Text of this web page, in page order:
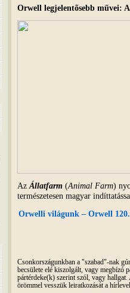
Orwell legjelentősebb művei:
Az Állatfarm(Animal Farm)
természetesen magyar
Orwelli világunk – Orwell
Csonkországunkban a "szabad"-nak
becsülete elé kiszolgált, vagy megbízó
pártérdeke(k) szerint szól, vagy
örömmel vesszük leiratkozását a